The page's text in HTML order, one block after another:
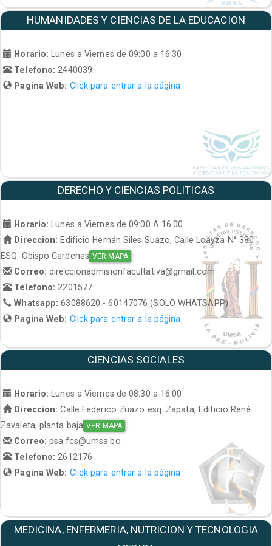
HUMANIDADES Y CIENCIAS DE LA EDUCACION
Horario: Lunes a Viernes de 09:00 a 16:30
Telefono:2440039
Pagina Web: Click para entrar a la página
DERECHO Y CIENCIAS POLITICAS
Horario:
Lunes a Viernes de 09:00 A 16:00
Direccion: Edificio Hernán Siles Suazo, Calle Loayza N° 380
ESQ. Obispo Cardenas VER MAPA
Correo:direccionadmisionfacultativa@gmail.com
Telefono: 2201577
Whatsapp:63088620 - 60147076 (SOLO WHATSAPP)
Pagina Web: Click para entrar a la página
CIENCIAS SOCIALES
Horario:
Lunes a Viernes de 08:30 a 16:00
Direccion: Calle Federico Zuazo esq. Zapata, Edificio René
Zavaleta, planta baja VER MAPA
Correo:psa.fcs@umsa.bo
Telefono: 2612176
Pagina Web: Click para entrar a la página
MEDICINA, ENFERMERIA, NUTRICION Y TECNOLOGIA